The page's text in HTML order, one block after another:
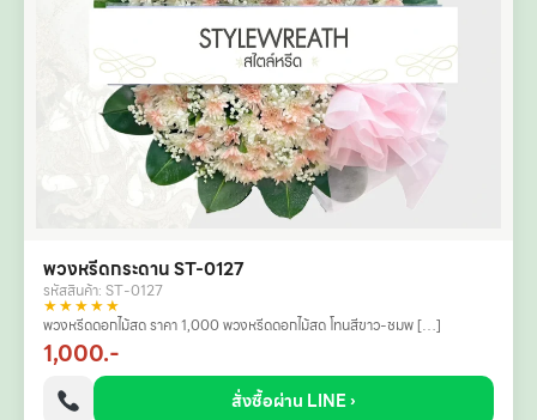
พวงหรีดกระดาน ST-0127
รหัสสินค้า: ST-0127
★★★★★
พวงหรีดดอกไม้สด ราคา 1,000 พวงหรีดดอกไม้สด โทนสีขาว-ชมพ […]
1,000.-
สั่งซื้อผ่าน LINE ›